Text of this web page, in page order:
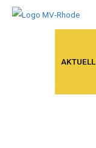
AKTUELL